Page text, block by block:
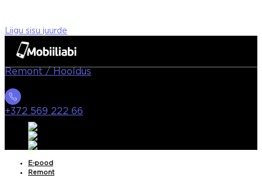
Liigu sisu juurde
Remont / Hooldus
+372 569 222 66
E-pood
Remont